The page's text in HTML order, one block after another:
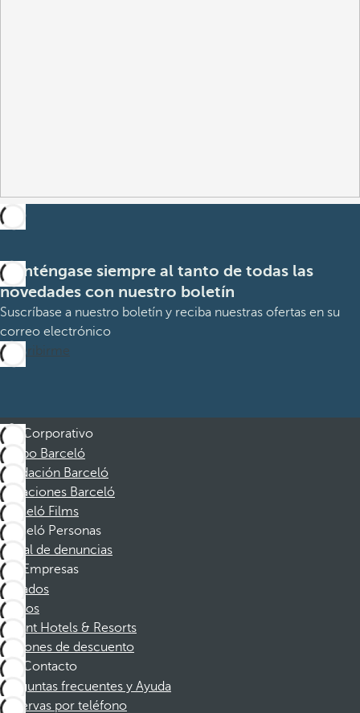
Manténgase siempre al tanto de todas las
novedades con nuestro boletín
Suscríbase a nuestro boletín y reciba nuestras ofertas en su
correo electrónico
Suscribirme
Corporativo
Grupo Barceló
Fundación Barceló
Vacaciones Barceló
Barceló Films
Barceló Personas
Canal de denuncias
Empresas
Afiliados
Socios
Dorint Hotels & Resorts
Cupones de descuento
Contacto
Preguntas frecuentes y Ayuda
Reservas por teléfono